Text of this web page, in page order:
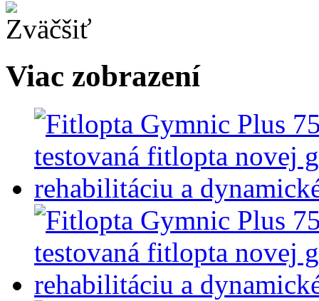
Viac zobrazení